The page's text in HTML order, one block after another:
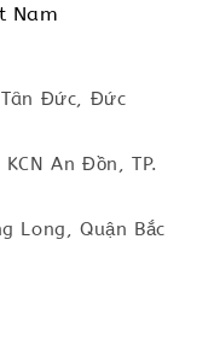
Nam
Đức, Đức
An Đồn, TP.
Long, Quận Bắc